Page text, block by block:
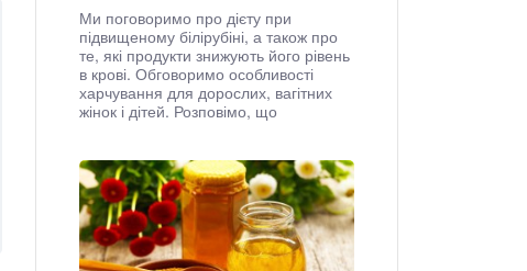
Ми поговоримо про дієту при
підвищеному білірубіні, а також про
те, які продукти знижують його рівень
в крові. Обговоримо особливості
харчування для дорослих, вагітних
жінок і дітей. Розповімо, що